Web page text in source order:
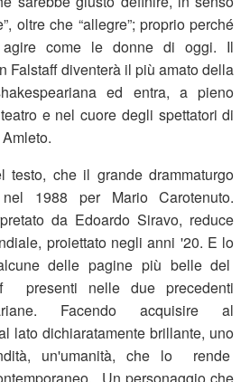
oltre che “allegre”; proprio perché
come le donne di oggi. Il
Falstaff diventerà il più amato della
ed entra, a pieno
e nel cuore degli spettatori di
testo, che il grande drammaturgo
1988 per Mario Carotenuto.
da Edoardo Siravo, reduce
proiettato negli anni '20. E lo
delle pagine più belle del
presenti nelle due precedenti
Facendo acquisire al
lato dichiaratamente brillante, uno
un'umanità, che lo rende